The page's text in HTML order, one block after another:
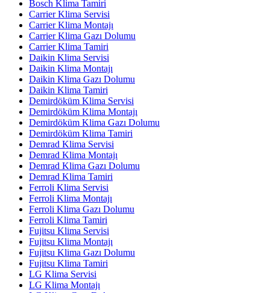
Bosch Klima Tamiri
Carrier Klima Servisi
Carrier Klima Montajı
Carrier Klima Gazı Dolumu
Carrier Klima Tamiri
Daikin Klima Servisi
Daikin Klima Montajı
Daikin Klima Gazı Dolumu
Daikin Klima Tamiri
Demirdöküm Klima Servisi
Demirdöküm Klima Montajı
Demirdöküm Klima Gazı Dolumu
Demirdöküm Klima Tamiri
Demrad Klima Servisi
Demrad Klima Montajı
Demrad Klima Gazı Dolumu
Demrad Klima Tamiri
Ferroli Klima Servisi
Ferroli Klima Montajı
Ferroli Klima Gazı Dolumu
Ferroli Klima Tamiri
Fujitsu Klima Servisi
Fujitsu Klima Montajı
Fujitsu Klima Gazı Dolumu
Fujitsu Klima Tamiri
LG Klima Servisi
LG Klima Montajı